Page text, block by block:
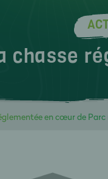
chasse
en cœur de